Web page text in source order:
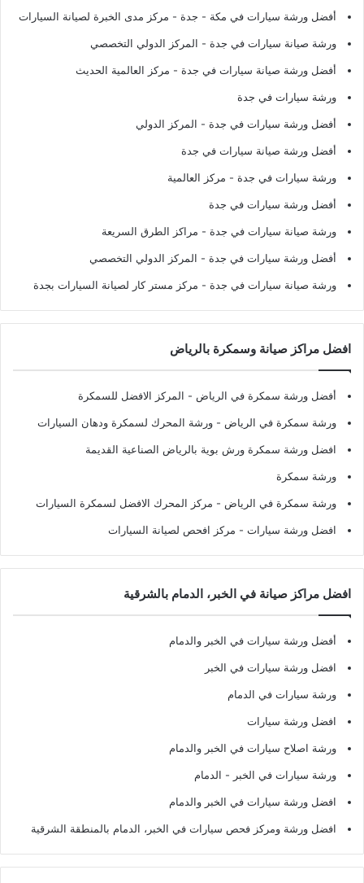
أفضل ورشة سيارات في مكة - جدة - مركز مدى الخبرة لصيانة السيارات
ورشة صيانة سيارات في جدة - المركز الدولي التخصصي
أفضل ورشة صيانة سيارات في جدة - مركز العالمية الحديث
ورشة سيارات في جدة
أفضل ورشة سيارات في جدة - المركز الدولي
أفضل ورشة صيانة سيارات في جدة
ورشة سيارات في جدة - مركز العالمية
أفضل ورشة سيارات في جدة
ورشة صيانة سيارات في جدة - مراكز الطرق السريعة
أفضل ورشة سيارات في جدة - المركز الدولي التخصصي
ورشة صيانة سيارات في جدة - مركز مستر كار لصيانة السيارات بجدة
افضل مراكز صيانة وسمكرة بالرياض
أفضل ورشة سمكرة في الرياض - المركز الافضل للسمكرة
ورشة سمكرة في الرياض - ورشة المحرك لسمكرة ودهان السيارات
افضل ورشة سمكرة ورش بوية بالرياض الصناعية القديمة
ورشة سمكرة
ورشة سمكرة في الرياض - مركز المحرك الافضل لسمكرة السيارات
افضل ورشة سيارات - مركز افحص لصيانة السيارات
افضل مراكز صيانة في الخبر، الدمام بالشرقية
أفضل ورشة سيارات في الخبر والدمام
افضل ورشة سيارات في الخبر
ورشة سيارات في الدمام
افضل ورشة سيارات
ورشة اصلاح سيارات في الخبر والدمام
ورشة سيارات في الخبر - الدمام
افضل ورشة سيارات في الخبر والدمام
افضل ورشة ومركز فحص سيارات في الخبر، الدمام بالمنطقة الشرقية